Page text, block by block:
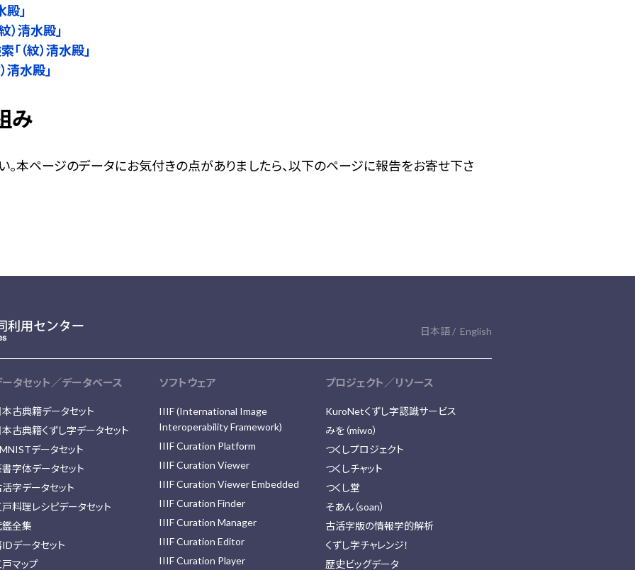
」
）清水殿」
（紋）清水殿」
清水殿」
み
本ページのデータにお気付きの点がありましたら、以下のページに報告をお寄せ下さ
日本語 English
ータセット／データベース
古典籍データセット
古典籍くずし字データセット
データセット
字体データセット
字データセット
料理レシピデータセット
鑑全集
データセット
マップ
ソフトウェア
IIIF (International Image
Interoperability Framework)
IIIF Curation Platform
IIIF Curation Viewer
IIIF Curation Viewer Embedded
IIIF Curation Finder
IIIF Curation Manager
IIIF Curation Editor
IIIF Curation Player
プロジェクト／リソース
KuroNetくずし字認識サービス
みを（miwo）
つくしプロジェクト
つくしチャット
つくし堂
そあん（soan）
古活字版の情報学的解析
くずし字チャレンジ！
歴史ビッグデータ